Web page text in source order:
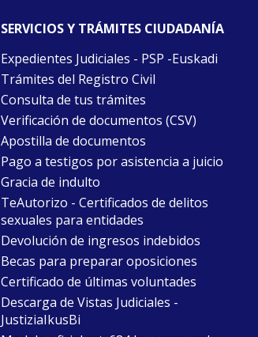
SERVICIOS Y TRÁMITES CIUDADANÍA
Expedientes Judiciales - PSP -Euskadi
Trámites del Registro Civil
Consulta de tus trámites
Verificación de documentos (CSV)
Apostilla de documentos
Pago a testigos por asistencia a juicio
Gracia de indulto
TeAutorizo - Certificados de delitos
sexuales para entidades
Devolución de ingresos indebidos
Becas para preparar oposiciones
Certificado de últimas voluntades
Descarga de Vistas Judiciales -
JustiziaIkusBi